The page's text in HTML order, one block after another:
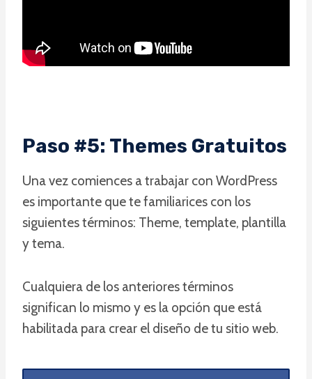
Paso #5: Themes Gratuitos
Una vez comiences a trabajar con WordPress
es importante que te familiarices con los
siguientes términos: Theme, template, plantilla
y tema.
Cualquiera de los anteriores términos
significan lo mismo y es la opción que está
habilitada para crear el diseño de tu sitio web.